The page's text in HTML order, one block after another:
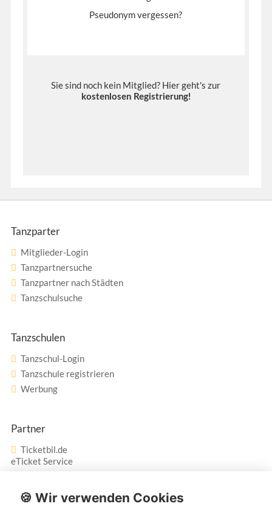
Pseudonym vergessen?
Sie sind noch kein Mitglied? Hier geht's zur
kostenlosen Registrierung!
Tanzparter
Mitglieder-Login
Tanzpartnersuche
Tanzpartner nach Städten
Tanzschulsuche
Tanzschulen
Tanzschul-Login
Tanzschule registrieren
Werbung
Partner
Ticketbil.de
eTicket Service
Vertrag widerrufen
🍪 Wir verwenden Cookies